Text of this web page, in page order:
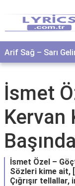
Arif Sağ – Sarı
İsmet
Kervan
Başında
İsmet Özel –
Sözleri kime ait,
Çığrışır tellallar,